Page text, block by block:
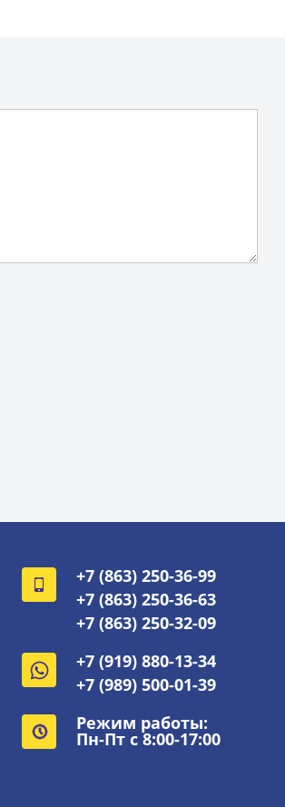
+7 (863) 250-36-99
+7 (863) 250-36-63
+7 (863) 250-32-09
+7 (919) 880-13-34
+7 (989) 500-01-39
Режим работы:
Пн-Пт с 8:00-17:00